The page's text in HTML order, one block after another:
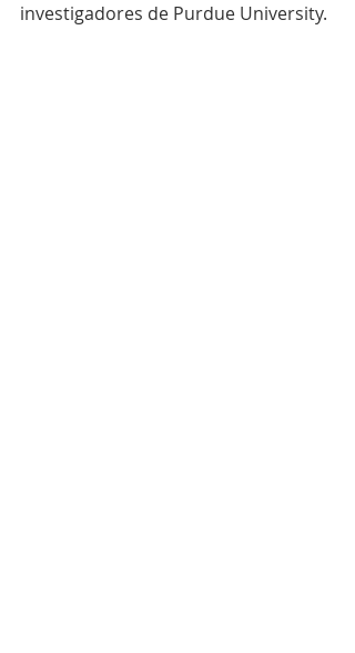
investigadores de Purdue University.